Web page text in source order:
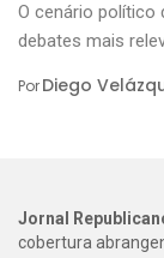
O cenário político
debates mais
PorDiego
Jornal
cobertura